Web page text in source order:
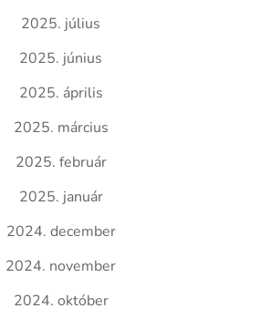
2025. július
2025. június
2025. április
2025. március
2025. február
2025. január
2024. december
2024. november
2024. október